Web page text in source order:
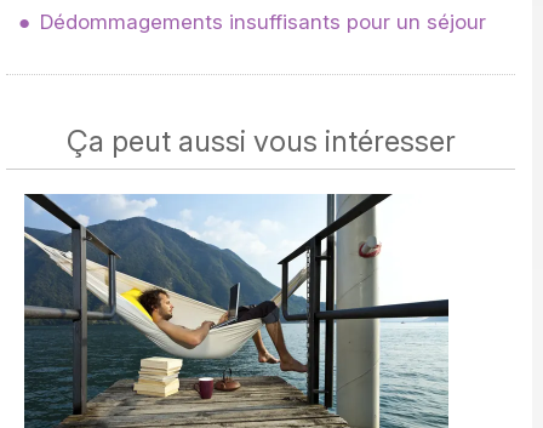
Dédommagements insuffisants pour un séjour
Ça peut aussi vous intéresser